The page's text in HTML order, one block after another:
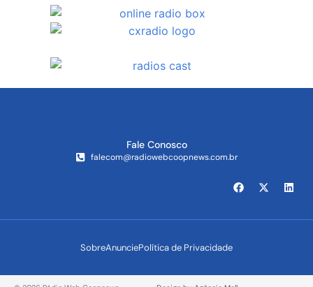
Fale Conosco
falecom@radiowebcoopnews.com.br
SobreAnunciePolítica de Privacidade